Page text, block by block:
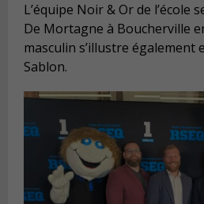
L’équipe Noir & Or de l’école
De Mortagne à Boucherville
masculin s’illustre également
Sablon.